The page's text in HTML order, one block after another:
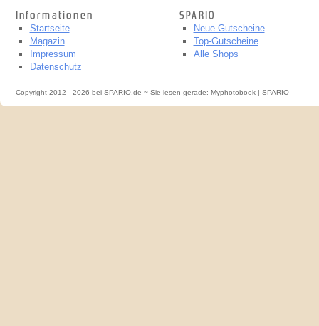
Informationen
Startseite
Magazin
Impressum
Datenschutz
SPARIO
Neue Gutscheine
Top-Gutscheine
Alle Shops
Copyright 2012 - 2026 bei SPARIO.de ~ Sie lesen gerade: Myphotobook | SPARIO